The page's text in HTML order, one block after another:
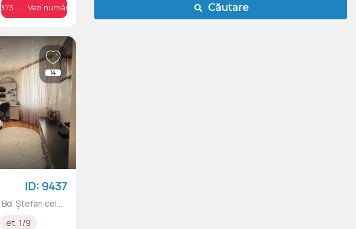
Căutare
+373 .. ... Vezi numărul
14
ID: 9437
et. 1/9